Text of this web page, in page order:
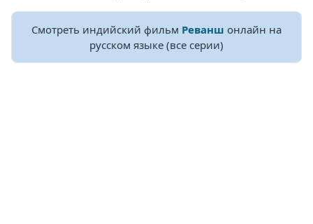
Смотреть индийский фильм Реванш онлайн на
русском языке (все серии)